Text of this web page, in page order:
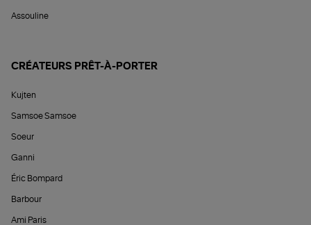
Assouline
CRÉATEURS PRÊT-À-PORTER
Kujten
Samsoe Samsoe
Soeur
Ganni
Éric Bompard
Barbour
Ami Paris